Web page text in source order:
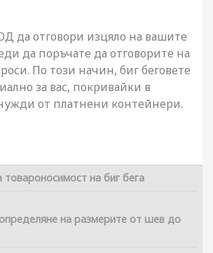
да отговори изцяло на вашите
да поръчате да отговорите на
По този начин, биг беговете
за вас, покривайки в
от платнени контейнери.
товароносимост на биг бега
на размерите от шев до